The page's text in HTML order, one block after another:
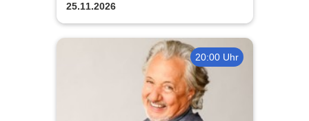
25.11.2026
20:00 Uhr